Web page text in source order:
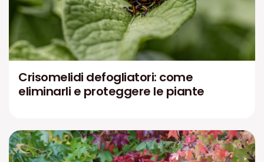
Crisomelidi defogliatori: come
eliminarli e proteggere le piante